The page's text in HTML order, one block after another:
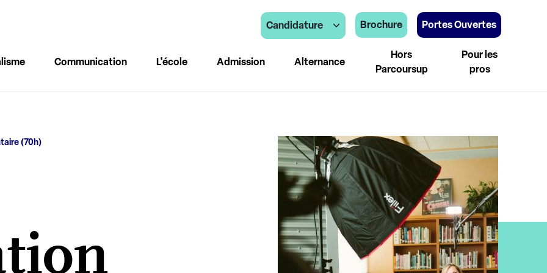
(70h)
Candidature Brochure Portes Ouvertes
Communication L'école Admission Alternance
Hors
Parcoursup
Pour les
pros